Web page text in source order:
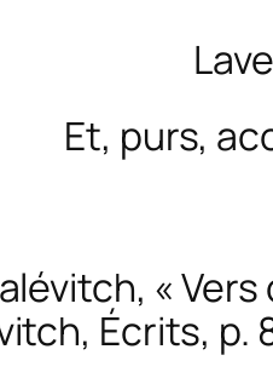
Et, purs,
«
Écrits, p.